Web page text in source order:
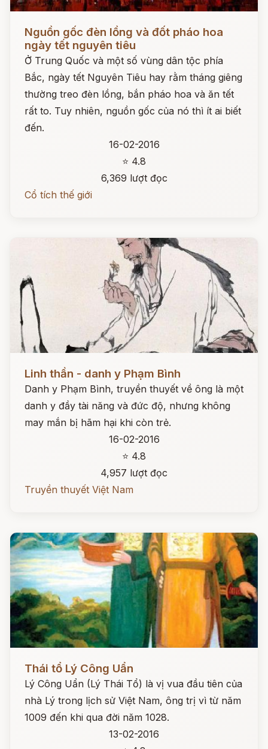
Đọc ngay
Nguồn gốc đèn lồng và đốt pháo hoa
ngày tết nguyên tiêu
Ở Trung Quốc và một số vùng dân tộc phía
Bắc, ngày tết Nguyên Tiêu hay rằm tháng giêng
thường treo đèn lồng, bắn pháo hoa và ăn tết
rất to. Tuy nhiên, nguồn gốc của nó thì ít ai biết
đến.
16-02-2016
⭐ 4.8
6,369 lượt đọc
Cổ tích thế giới
Linh thần - danh y Phạm Bình
Danh y Phạm Bình, truyền thuyết về ông là một
danh y đầy tài năng và đức độ, nhưng không
may mắn bị hãm hại khi còn trẻ.
16-02-2016
⭐ 4.8
4,957 lượt đọc
Truyền thuyết Việt Nam
Thái tổ Lý Công Uẩn
Lý Công Uẩn (Lý Thái Tổ) là vị vua đầu tiên của
nhà Lý trong lịch sử Việt Nam, ông trị vì từ năm
1009 đến khi qua đời năm 1028.
13-02-2016